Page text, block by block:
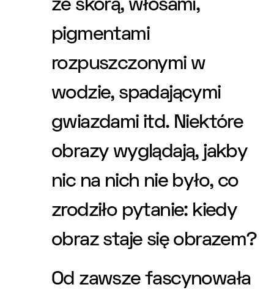
ze skórą, włosami,
pigmentami
rozpuszczonymi w
wodzie, spadającymi
gwiazdami itd. Niektóre
obrazy wyglądają, jakby
nic na nich nie było, co
zrodziło pytanie: kiedy
obraz staje się obrazem?
Od zawsze fascynowała